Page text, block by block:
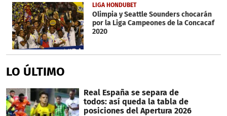
LIGA HONDUBET
Olimpia y Seattle Sounders chocarán
por la Liga Campeones de la Concacaf
2020
LO ÚLTIMO
Real España se separa de
todos: así queda la tabla de
posiciones del Apertura 2026